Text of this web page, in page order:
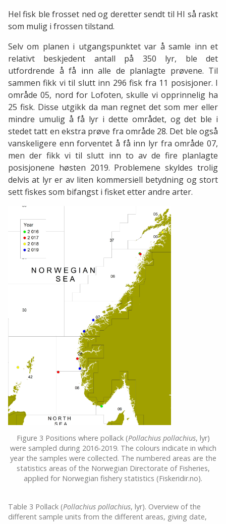
Hel fisk ble frosset ned og deretter sendt til HI så raskt
som mulig i frossen tilstand.
Selv om planen i utgangspunktet var å samle inn et
relativt beskjedent antall på 350 lyr, ble det
utfordrende å få inn alle de planlagte prøvene. Til
sammen fikk vi til slutt inn 296 fisk fra 11 posisjoner. I
område 05, nord for Lofoten, skulle vi opprinnelig ha
25 fisk. Disse utgikk da man regnet det som mer eller
mindre umulig å få lyr i dette området, og det ble i
stedet tatt en ekstra prøve fra område 28. Det ble også
vanskeligere enn forventet å få inn lyr fra område 07,
men der fikk vi til slutt inn to av de fire planlagte
posisjonene høsten 2019. Problemene skyldes trolig
delvis at lyr er av liten kommersiell betydning og stort
sett fiskes som bifangst i fisket etter andre arter.
Figure 3 Positions where pollack (Pollachius pollachius, lyr)
were sampled during 2016-2019. The colours indicate in which
year the samples were collected. The numbered areas are the
statistics areas of the Norwegian Directorate of Fisheries,
applied for Norwegian fishery statistics (Fiskeridir.no).
Table 3 Pollack (Pollachius pollachius, lyr). Overview of the
different sample units from the different areas, giving date,